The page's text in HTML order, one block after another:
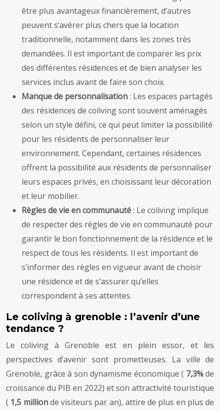
être plus avantageux financièrement, d’autres
peuvent s’avérer plus chers que la location
traditionnelle, notamment dans les zones très
demandées. Il est important de comparer les prix
des différentes résidences et de bien analyser les
services inclus avant de faire son choix.
Manque de personnalisation: Les espaces partagés
des résidences de coliving sont souvent aménagés
selon un style défini, ce qui peut limiter la possibilité
pour les résidents de personnaliser leur
environnement. Cependant, certaines résidences
offrent la possibilité aux résidents de personnaliser
leurs espaces privés, en choisissant leur décoration
et leur mobilier.
Règles de vie en communauté: Le coliving implique
de respecter des règles de vie en communauté pour
garantir le bon fonctionnement de la résidence et le
respect de tous les résidents. Il est important de
s’informer des règles en vigueur avant de choisir
une résidence et de s’assurer qu’elles
correspondent à ses attentes.
Le coliving à grenoble : l’avenir d’une
tendance ?
Le coliving à Grenoble est en plein essor, et les
perspectives d’avenir sont prometteuses. La ville de
Grenoble, grâce à son dynamisme économique ( 7,3%de
croissance du PIB en 2022) et son attractivité touristique
( 1,5 millionde visiteurs par an), attire de plus en plus de